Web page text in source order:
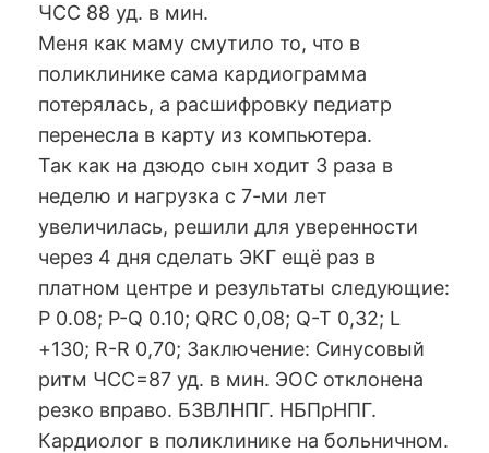
ЧСС 88 уд. в мин.
Меня как маму смутило то, что в
поликлинике сама кардиограмма
потерялась, а расшифровку педиатр
перенесла в карту из компьютера.
Так как на дзюдо сын ходит 3 раза в
неделю и нагрузка с 7-ми лет
увеличилась, решили для уверенности
через 4 дня сделать ЭКГ ещё раз в
платном центре и результаты следующие:
P 0.08; P-Q 0.10; QRC 0,08; Q-T 0,32; L
+130; R-R 0,70; Заключение: Синусовый
ритм ЧСС=87 уд. в мин. ЭОС отклонена
резко вправо. БЗВЛНПГ. НБПрНПГ.
Кардиолог в поликлинике на больничном.